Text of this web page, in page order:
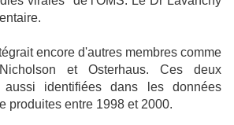
encore d'autres membres comme
et Osterhaus. Ces deux
aussi identifiées dans les données
produites entre 1998 et 2000.